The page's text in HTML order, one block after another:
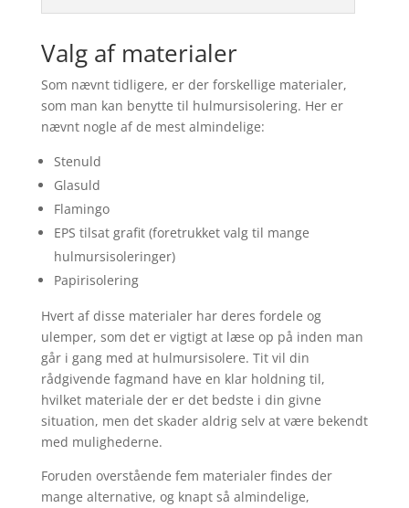
Valg af materialer
Som nævnt tidligere, er der forskellige materialer,
som man kan benytte til hulmursisolering. Her er
nævnt nogle af de mest almindelige:
Stenuld
Glasuld
Flamingo
EPS tilsat grafit (foretrukket valg til mange
hulmursisoleringer)
Papirisolering
Hvert af disse materialer har deres fordele og
ulemper, som det er vigtigt at læse op på inden man
går i gang med at hulmursisolere. Tit vil din
rådgivende fagmand have en klar holdning til,
hvilket materiale der er det bedste i din givne
situation, men det skader aldrig selv at være bekendt
med mulighederne.
Foruden overstående fem materialer findes der
mange alternative, og knapt så almindelige,